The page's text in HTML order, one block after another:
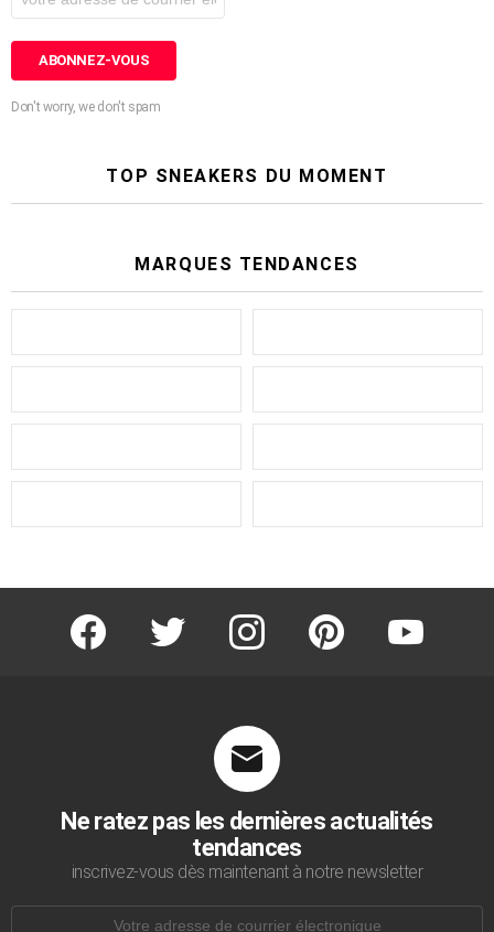
Don't worry, we don't spam
TOP SNEAKERS DU MOMENT
MARQUES TENDANCES
facebook twitter instagram pinterest youtube
Ne ratez pas les dernières actualités
tendances
inscrivez-vous dès maintenant à notre newsletter